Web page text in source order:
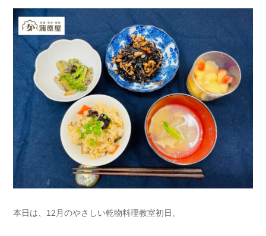
本日は、12月のやさしい乾物料理教室初日。